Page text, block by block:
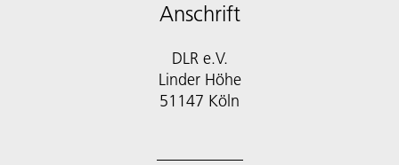
Anschrift
DLR e.V.
Linder Höhe
51147 Köln